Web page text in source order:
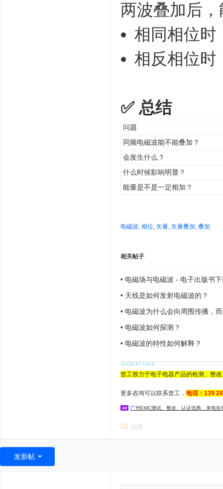
两波叠加后
相同相位时
相反相位时
✅ 总结
问题
同频电磁波能不能叠加？
会发生什么？
什么时候影响明显？
能量是不是一定相加？
电磁波, 相位, 矢量, 矢量叠加, 叠加
相关帖子
• 电磁场与电磁波 - 电子出版书
• 天线是如何发射电磁波的？
• 电磁波为什么会向周围传播，
• 电磁波如何探测？
• 电磁波的特性如何解释？
曾工致力于电子电器产品的检测、整
更多咨询可以联系曾工， 电话：139
广州EMC测试、整改、认证优惠，来电
回复
发新帖